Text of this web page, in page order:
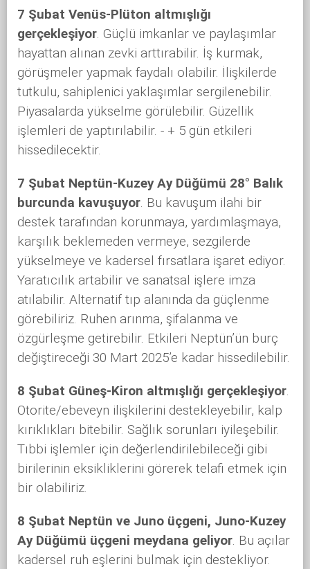
7 Şubat Venüs-Plüton altmışlığı
gerçekleşiyor. Güçlü imkanlar ve paylaşımlar
hayattan alınan zevki arttırabilir. İş kurmak,
görüşmeler yapmak faydalı olabilir. İlişkilerde
tutkulu, sahiplenici yaklaşımlar sergilenebilir.
Piyasalarda yükselme görülebilir. Güzellik
işlemleri de yaptırılabilir. - + 5 gün etkileri
hissedilecektir.
7 Şubat Neptün-Kuzey Ay Düğümü 28° Balık
burcunda kavuşuyor. Bu kavuşum ilahi bir
destek tarafından korunmaya, yardımlaşmaya,
karşılık beklemeden vermeye, sezgilerde
yükselmeye ve kadersel fırsatlara işaret ediyor.
Yaratıcılık artabilir ve sanatsal işlere imza
atılabilir. Alternatif tıp alanında da güçlenme
görebiliriz. Ruhen arınma, şifalanma ve
özgürleşme getirebilir. Etkileri Neptün’ün burç
değiştireceği 30 Mart 2025’e kadar hissedilebilir.
8 Şubat Güneş-Kiron altmışlığı gerçekleşiyor.
Otorite/ebeveyn ilişkilerini destekleyebilir, kalp
kırıklıkları bitebilir. Sağlık sorunları iyileşebilir.
Tıbbi işlemler için değerlendirilebileceği gibi
birilerinin eksikliklerini görerek telafi etmek için
bir olabiliriz.
8 Şubat Neptün ve Juno üçgeni, Juno-Kuzey
Ay Düğümü üçgeni meydana geliyor. Bu açılar
kadersel ruh eşlerini bulmak için destekliyor.